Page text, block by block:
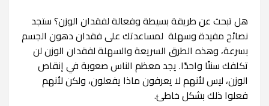
هل تبحث عن طريقة بسيطة وفعالة لفقدان الوزن؟ ستجد
نصائح مفيدة وسهلة لمساعدتك على فقدان دهون الجسم
بسرعة، وهذه الطرق السريعة والسهلة لفقدان الوزن لن
تكلفك سنتًا واحدًا. يجد معظم الناس صعوبة في إنقاص
الوزن، ليس لأنهم لا يعرفون ماذا يفعلون، ولكن لأنهم
فعلوا ذلك بشكل خاطئ.